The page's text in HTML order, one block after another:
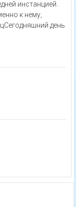
инстанцией.
к нему,
день